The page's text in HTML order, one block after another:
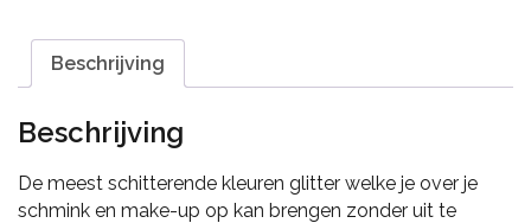
Beschrijving
Beschrijving
De meest schitterende kleuren glitter welke je over je
schmink en make-up op kan brengen zonder uit te